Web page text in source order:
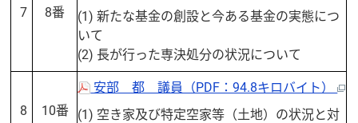
7 8番
(1) 新たな基金の創設と今ある基金の実態につ
いて
(2) 長が行った専決処分の状況について
8 10番
安部 都 議員（PDF：94.8キロバイト）
(1) 空き家及び特定空家等（土地）の状況と対